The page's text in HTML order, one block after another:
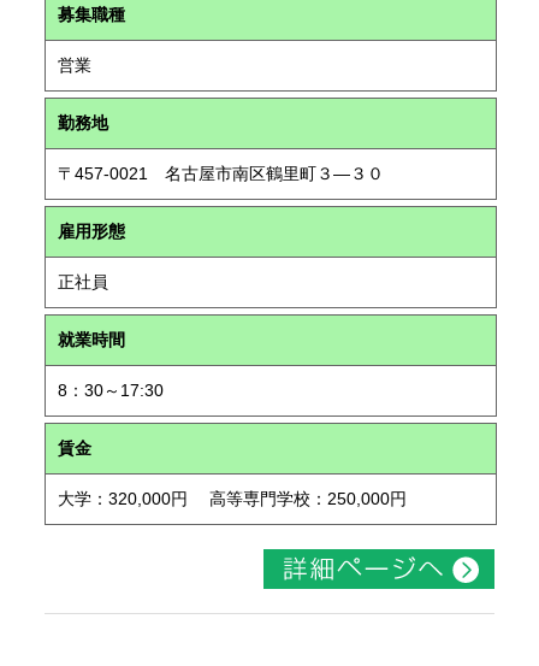
募集職種
営業
勤務地
〒457-0021 名古屋市南区鶴里町３―３０
雇用形態
正社員
就業時間
8：30～17:30
賃金
大学：320,000円 高等専門学校：250,000円